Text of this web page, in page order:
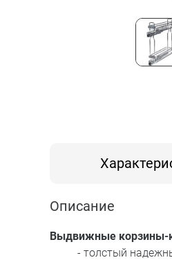
Описание
Выдвижные корзины-
- толстый надежный